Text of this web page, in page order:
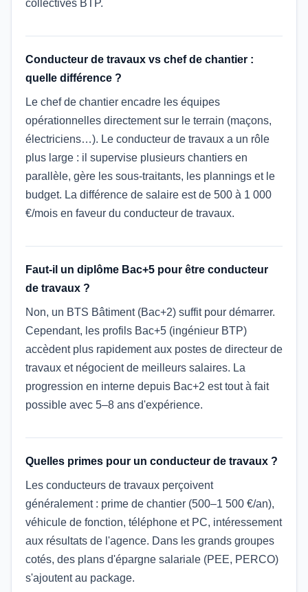
collectives BTP.
Conducteur de travaux vs chef de chantier :
quelle différence ?
Le chef de chantier encadre les équipes
opérationnelles directement sur le terrain (maçons,
électriciens…). Le conducteur de travaux a un rôle
plus large : il supervise plusieurs chantiers en
parallèle, gère les sous-traitants, les plannings et le
budget. La différence de salaire est de 500 à 1 000
€/mois en faveur du conducteur de travaux.
Faut-il un diplôme Bac+5 pour être conducteur
de travaux ?
Non, un BTS Bâtiment (Bac+2) suffit pour démarrer.
Cependant, les profils Bac+5 (ingénieur BTP)
accèdent plus rapidement aux postes de directeur de
travaux et négocient de meilleurs salaires. La
progression en interne depuis Bac+2 est tout à fait
possible avec 5–8 ans d'expérience.
Quelles primes pour un conducteur de travaux ?
Les conducteurs de travaux perçoivent
généralement : prime de chantier (500–1 500 €/an),
véhicule de fonction, téléphone et PC, intéressement
aux résultats de l'agence. Dans les grands groupes
cotés, des plans d'épargne salariale (PEE, PERCO)
s'ajoutent au package.